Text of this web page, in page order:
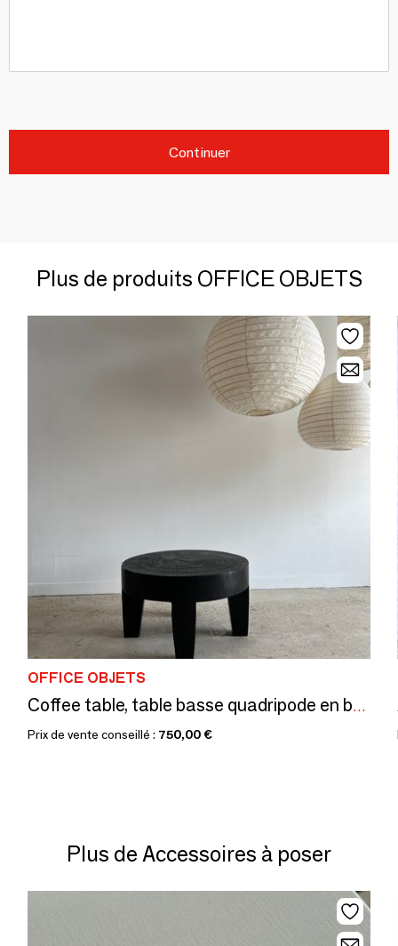
Continuer
Plus de produits OFFICE OBJETS
OFFICE OBJETS
Coffee table, table basse quadripode en bois massif monoxyle noir H:35cm D:63cm
Prix de vente conseillé : 750,00 €
Plus de Accessoires à poser